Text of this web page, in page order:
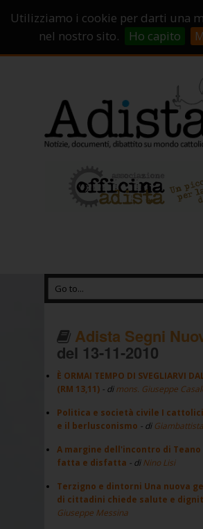
Utilizziamo i cookie per darti una
nel nostro sito.
Ho capito
Adista Segni
del 13-11-2010
È ORMAI TEMPO DI SVEGLIARVI
(RM 13,11) - dimons. Giuseppe
Politica e società civile I
e il berlusconismo - di
A margine dell'incontro di
fatta e disfatta - diNino Lisi
Terzigno e dintorni Una nuova
di cittadini chiede salute e
Giuseppe Messina